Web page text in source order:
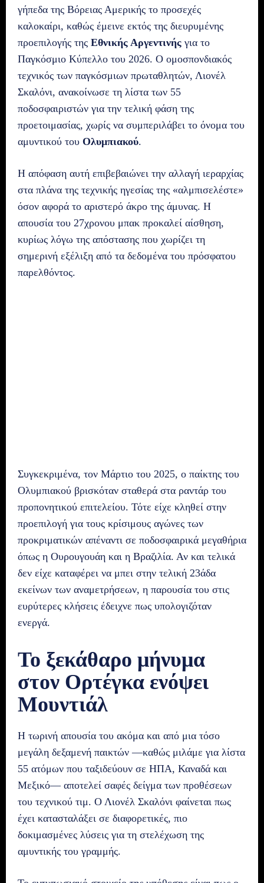
γήπεδα της Βόρειας Αμερικής το προσεχές
καλοκαίρι, καθώς έμεινε εκτός της διευρυμένης
προεπιλογής της Εθνικής Αργεντινής για το
Παγκόσμιο Κύπελλο του 2026. Ο ομοσπονδιακός
τεχνικός των παγκόσμιων πρωταθλητών, Λιονέλ
Σκαλόνι, ανακοίνωσε τη λίστα των 55
ποδοσφαιριστών για την τελική φάση της
προετοιμασίας, χωρίς να συμπεριλάβει το όνομα του
αμυντικού του Ολυμπιακού.
Η απόφαση αυτή επιβεβαιώνει την αλλαγή ιεραρχίας
στα πλάνα της τεχνικής ηγεσίας της «αλμπισελέστε»
όσον αφορά το αριστερό άκρο της άμυνας. Η
απουσία του 27χρονου μπακ προκαλεί αίσθηση,
κυρίως λόγω της απόστασης που χωρίζει τη
σημερινή εξέλιξη από τα δεδομένα του πρόσφατου
παρελθόντος.
Συγκεκριμένα, τον Μάρτιο του 2025, ο παίκτης του
Ολυμπιακού βρισκόταν σταθερά στα ραντάρ του
προπονητικού επιτελείου. Τότε είχε κληθεί στην
προεπιλογή για τους κρίσιμους αγώνες των
προκριματικών απέναντι σε ποδοσφαιρικά μεγαθήρια
όπως η Ουρουγουάη και η Βραζιλία. Αν και τελικά
δεν είχε καταφέρει να μπει στην τελική 23άδα
εκείνων των αναμετρήσεων, η παρουσία του στις
ευρύτερες κλήσεις έδειχνε πως υπολογιζόταν
ενεργά.
Το ξεκάθαρο μήνυμα
στον Ορτέγκα ενόψει
Μουντιάλ
Η τωρινή απουσία του ακόμα και από μια τόσο
μεγάλη δεξαμενή παικτών —καθώς μιλάμε για λίστα
55 ατόμων που ταξιδεύουν σε ΗΠΑ, Καναδά και
Μεξικό— αποτελεί σαφές δείγμα των προθέσεων
του τεχνικού τιμ. Ο Λιονέλ Σκαλόνι φαίνεται πως
έχει κατασταλάξει σε διαφορετικές, πιο
δοκιμασμένες λύσεις για τη στελέχωση της
αμυντικής του γραμμής.